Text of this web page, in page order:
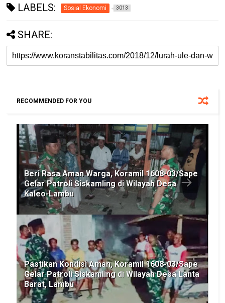
LABELS: Sosial Ekonomi 3013
SHARE:
RECOMMENDED FOR YOU
Beri Rasa Aman Warga, Koramil 1608-03/Sape
Gelar Patroli Siskamling di Wilayah Desa
Kaleo-Lambu
Pastikan Kondisi Aman, Koramil 1608-03/Sape
Gelar Patroli Siskamling di Wilayah Desa Lanta
Barat, Lambu